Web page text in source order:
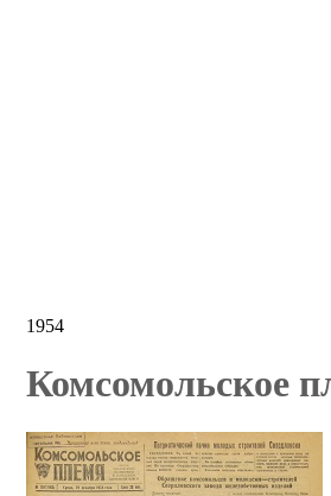
1954
Комсомольское